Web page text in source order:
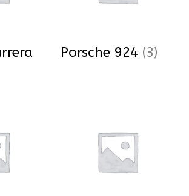
Porsche 924 (3)